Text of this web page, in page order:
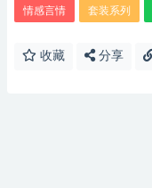
情感言情 套装系列
收藏 分享